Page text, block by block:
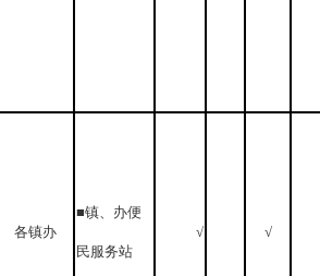
各镇办
■镇、办便
民服务站
√ √